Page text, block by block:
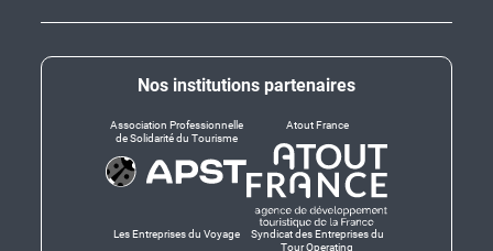
Nos institutions partenaires
Association Professionnelle
de Solidarité du Tourisme
Atout France
Les Entreprises du Voyage
Syndicat des Entreprises du
Tour Operating